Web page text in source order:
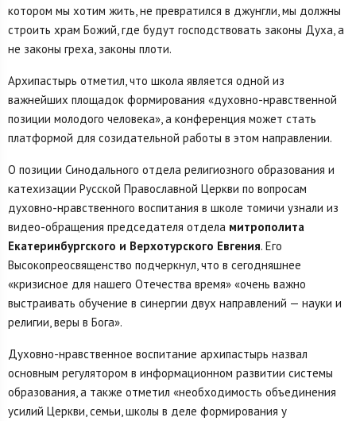
котором мы хотим жить, не превратился в джунгли, мы должны
строить храм Божий, где будут господствовать законы Духа, а
не законы греха, законы плоти.
Архипастырь отметил, что школа является одной из
важнейших площадок формирования «духовно-нравственной
позиции молодого человека», а конференция может стать
платформой для созидательной работы в этом направлении.
О позиции Синодального отдела религиозного образования и
катехизации Русской Православной Церкви по вопросам
духовно-нравственного воспитания в школе томичи узнали из
видео-обращения председателя отдела митрополита
Екатеринбургского и Верхотурского Евгения. Его
Высокопреосвященство подчеркнул, что в сегодняшнее
«кризисное для нашего Отечества время» «очень важно
выстраивать обучение в синергии двух направлений — науки и
религии, веры в Бога».
Духовно-нравственное воспитание архипастырь назвал
основным регулятором в информационном развитии системы
образования, а также отметил «необходимость объединения
усилий Церкви, семьи, школы в деле формирования у